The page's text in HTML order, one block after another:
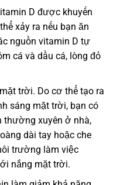
D được khuyến
xảy ra nếu bạn ăn
nguồn vitamin D tự
cá và dầu cá, lòng đỏ
trời. Do cơ thể tạo ra
sáng mặt trời, bạn có
thường xuyên ở nhà,
dài tay hoặc che
trường làm việc
nắng mặt trời.